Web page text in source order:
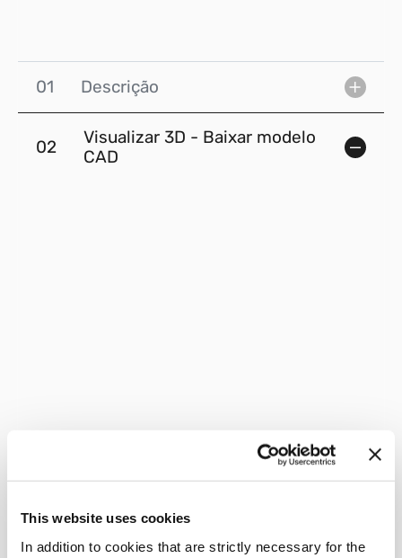
This website uses cookies
In addition to cookies that are strictly necessary for the
01 Descrição
02
Visualizar 3D - Baixar modelo
CAD